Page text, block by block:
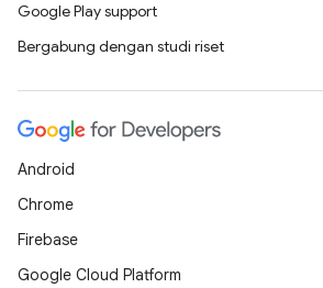
Google Play support
Bergabung dengan studi riset
Android
Chrome
Firebase
Google Cloud Platform